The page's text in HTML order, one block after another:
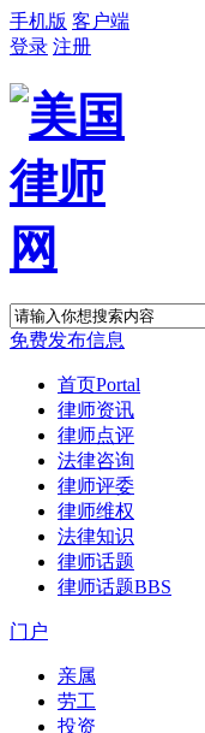
手机版 客户端
登录 注册
免费发布信息
首页Portal
律师资讯
律师点评
法律咨询
律师评委
律师维权
法律知识
律师话题
律师话题BBS
门户
亲属
劳工
投资